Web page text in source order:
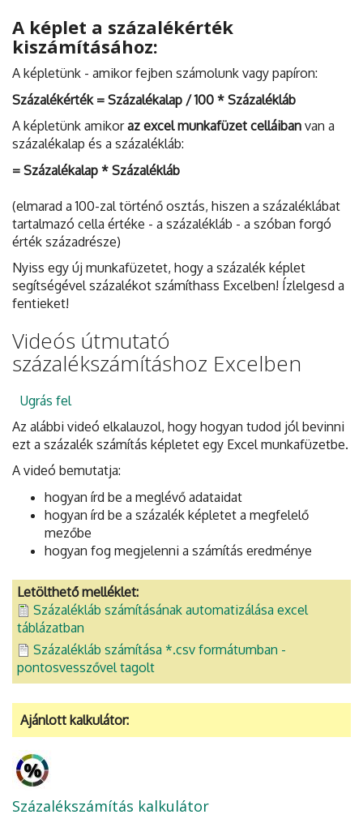
A képlet a százalékérték
kiszámításához:
A képletünk - amikor fejben számolunk vagy papíron:
Százalékérték = Százalékalap / 100 * Százalékláb
A képletünk amikoraz excel munkafüzet celláiban van a
százalékalap és a százalékláb:
= Százalékalap * Százalékláb
(elmarad a 100-zal történő osztás, hiszen a százaléklábat
tartalmazó cella értéke - a százalékláb - a szóban forgó
érték századrésze)
Nyiss egy új munkafüzetet, hogy a százalék képlet
segítségével százalékot számíthass Excelben! Ízlelgesd a
fentieket!
Videós útmutató
százalékszámításhoz Excelben
Ugrás fel
Az alábbi videó elkalauzol, hogy hogyan tudod jól bevinni
ezt a százalék számítás képletet egy Excel munkafüzetbe.
A videó bemutatja:
hogyan írd be a meglévő adataidat
hogyan írd be a százalék képletet a megfelelő
mezőbe
hogyan fog megjelenni a számítás eredménye
Letölthető melléklet:
Százalékláb számításának automatizálása excel
táblázatban
Százalékláb számítása *.csv formátumban -
pontosvesszővel tagolt
Ajánlott kalkulátor:
Százalékszámítás kalkulátor